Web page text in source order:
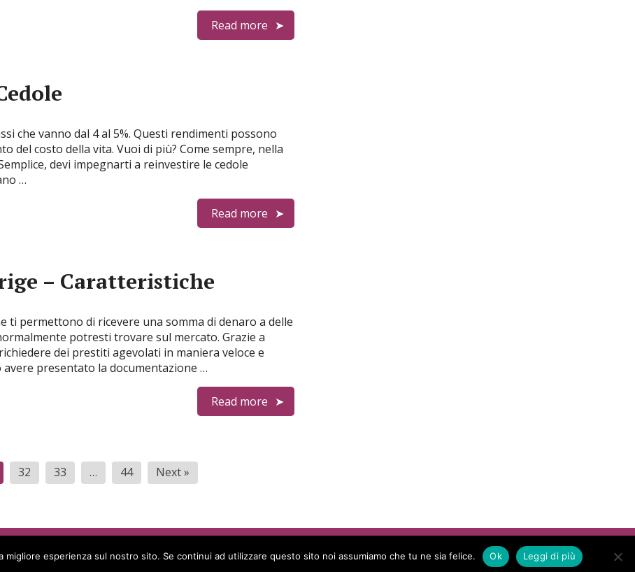
Read more
che vanno dal 4 al 5%. Questi rendimenti possono
del costo della vita. Vuoi di più? Come sempre, nella
devi impegnarti a reinvestire le cedole
…
Read more
– Caratteristiche
ti permettono di ricevere una somma di denaro a delle
potresti trovare sul mercato. Grazie a
dei prestiti agevolati in maniera veloce e
avere presentato la documentazione …
Read more
32 33 … 44 Next »
Theme byWP Puzzle
esperienza sul nostro sito. Se continui ad utilizzare questo sito noi assumiamo che tu ne sia felice. Ok Leggi di più